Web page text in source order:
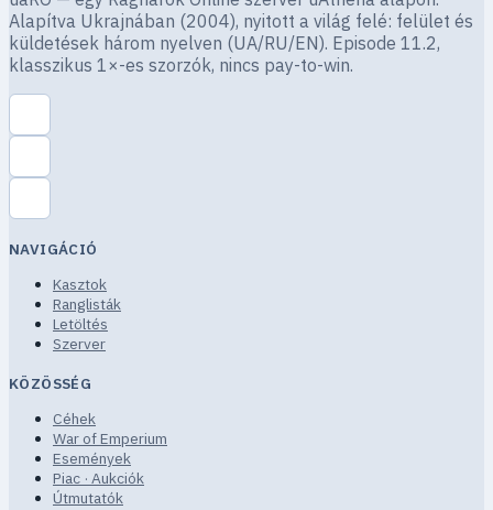
Alapítva Ukrajnában (2004), nyitott a világ felé: felület és
küldetések három nyelven (UA/RU/EN). Episode 11.2,
klasszikus 1×-es szorzók, nincs pay-to-win.
NAVIGÁCIÓ
Kasztok
Ranglisták
Letöltés
Szerver
KÖZÖSSÉG
Céhek
War of Emperium
Események
Piac · Aukciók
Útmutatók